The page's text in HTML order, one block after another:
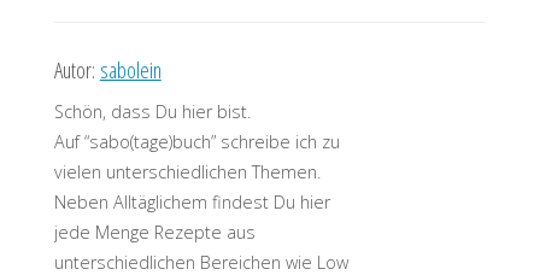
Autor: sabolein
Schön, dass Du hier bist.
Auf “sabo(tage)buch” schreibe ich zu
vielen unterschiedlichen Themen.
Neben Alltäglichem findest Du hier
jede Menge Rezepte aus
unterschiedlichen Bereichen wie Low